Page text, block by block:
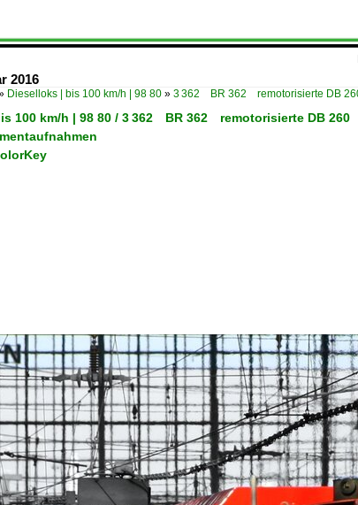
2016
Dieselloks | bis 100 km/h | 98 80 » 3 362 BR 362 remotorisierte DB
100 km/h | 98 80 / 3 362 BR 362 remotorisierte DB 260